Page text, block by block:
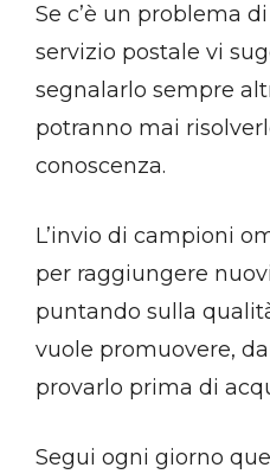
Se c’è un problema
servizio postale vi
segnalarlo sempre
potranno mai
conoscenza.
L’invio di campioni
per raggiungere
puntando sulla
vuole promuovere,
provarlo prima di
Segui ogni giorno